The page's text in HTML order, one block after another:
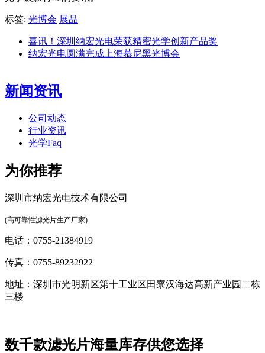
标签: 光博会 展品
喜讯！深圳纳宏光电荣获精密光学创新产品奖
纳宏光电圆满完成上海慕尼黑光博会
新闻资讯
公司动态
行业资讯
光学Faq
为你推荐
深圳市纳宏光电技术有限公司
(高可靠性滤光片生产厂家)
电话：0755-21384919
传真：0755-89232922
地址：深圳市光明新区第十工业区田寮汉海达高新产业园二栋
三楼
数千款滤光片海量库存供您选择